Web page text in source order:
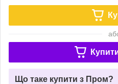
Що таке купити з Пром?